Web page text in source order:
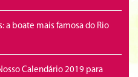
a boate mais famosa do Rio
Calendário 2019 para